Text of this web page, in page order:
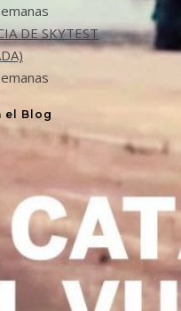
DE SKYTEST
el Blog